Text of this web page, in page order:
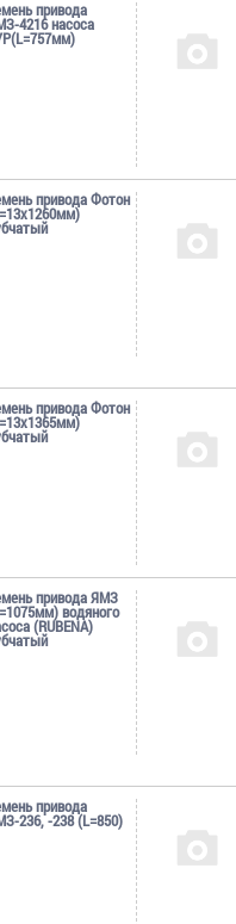
привода
4216 насоса
привода Фотон
привода Фотон
привода ЯМЗ
водяного
(RUBENA)
привода
236, -238 (L=850)